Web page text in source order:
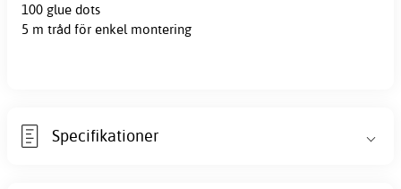
100 glue dots
5 m tråd för enkel montering
Specifikationer